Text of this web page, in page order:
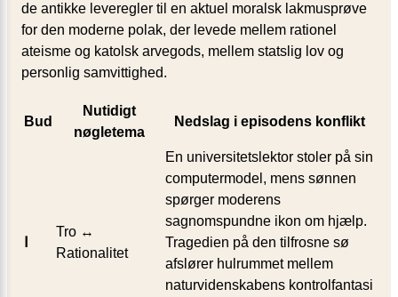
de antikke leveregler til en aktuel moralsk lakmusprøve
for den moderne polak, der levede mellem rationel
ateisme og katolsk arvegods, mellem statslig lov og
personlig samvittighed.
Bud
Nutidigt
nøgletema
Nedslag i episodens konflikt
Tro ↔
Rationalitet
En universitetslektor stoler på sin
computer­model, mens sønnen
spørger moderens
sagnomspundne ikon om hjælp.
Tragedien på den tilfrosne sø
afslører hulrummet mellem
naturvidenskabens kontrol­fantasi